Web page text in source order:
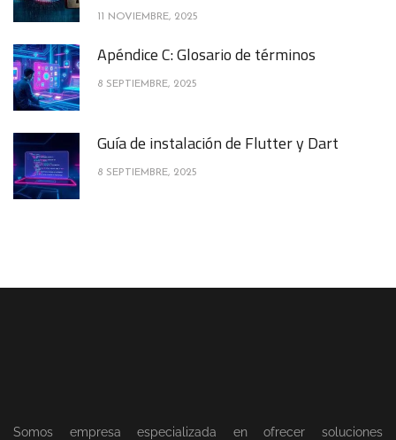
11 NOVIEMBRE, 2025
Apéndice C: Glosario de términos
8 SEPTIEMBRE, 2025
Guía de instalación de Flutter y Dart
8 SEPTIEMBRE, 2025
Somos empresa especializada en ofrecer soluciones